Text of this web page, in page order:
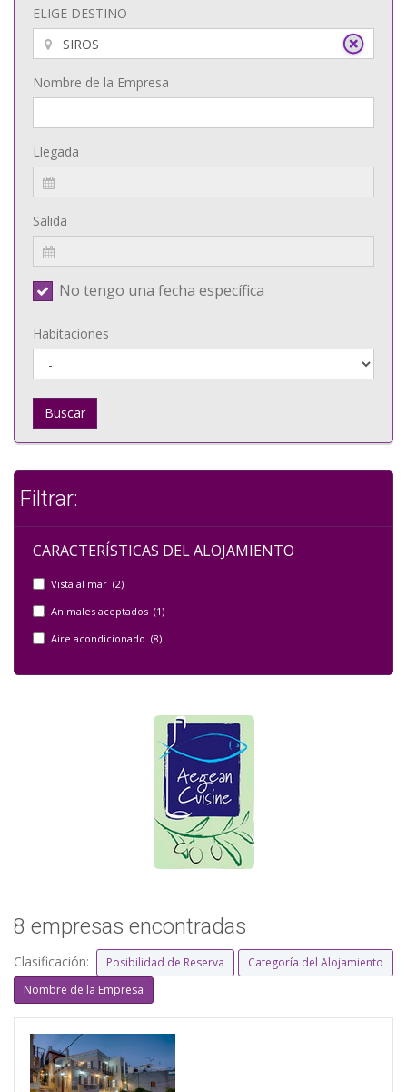
ELIGE DESTINO
Nombre de la Empresa
Llegada
Salida
No tengo una fecha específica
Habitaciones
Buscar
Filtrar:
CARACTERÍSTICAS DEL ALOJAMIENTO
Vista al mar (2)
Animales aceptados (1)
Aire acondicionado (8)
8 empresas encontradas
Clasificación: Posibilidad de Reserva
Categoría del Alojamiento
Nombre de la Empresa